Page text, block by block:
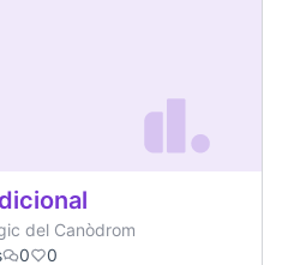
del Canòdrom
0 0